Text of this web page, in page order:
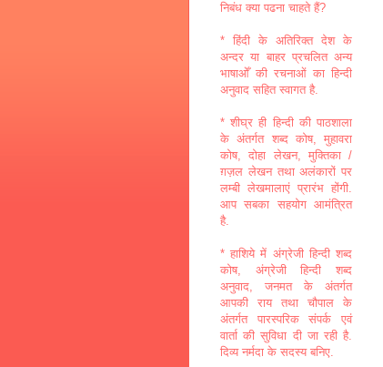
निबंध क्या पढना चाहते हैं?
* हिंदी के अतिरिक्त देश के
अन्दर या बाहर प्रचलित अन्य
भाषाओँ की रचनाओं का हिन्दी
अनुवाद सहित स्वागत है.
* शीघ्र ही हिन्दी की पाठशाला
के अंतर्गत शब्द कोष, मुहावरा
कोष, दोहा लेखन, मुक्तिका /
ग़ज़ल लेखन तथा अलंकारों पर
लम्बी लेखमालाएं प्रारंभ होंगी.
आप सबका सहयोग आमंत्रित
है.
* हाशिये में अंग्रेजी हिन्दी शब्द
कोष, अंग्रेजी हिन्दी शब्द
अनुवाद, जनमत के अंतर्गत
आपकी राय तथा चौपाल के
अंतर्गत पारस्परिक संपर्क एवं
वार्ता की सुविधा दी जा रही है.
दिव्य नर्मदा के सदस्य बनिए.